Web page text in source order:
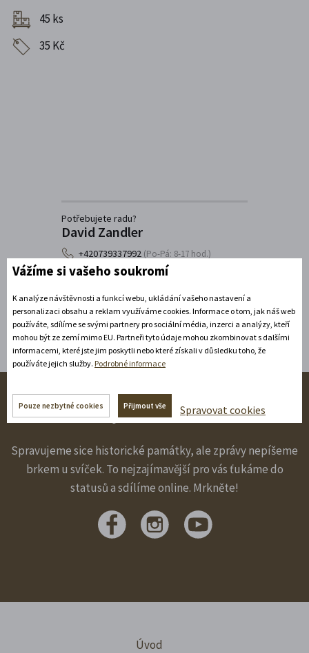
45 ks
35 Kč
Potřebujete radu?
David Zandler
+420739337992 (Po-Pá: 8-17 hod.)
info@zamecke-navrsi.cz
Poslat dotaz
Sledujte nás na sítích!
Spravujeme sice historické památky, ale zprávy nepíšeme
brkem u svíček. To nejzajímavější pro vás ťukáme do
statusů a sdílíme online. Mrkněte!
Úvod
Vážíme si vašeho soukromí
K analýze návštěvnosti a funkcí webu, ukládání vašeho nastavení a
personalizaci obsahu a reklam využíváme cookies. Informace o tom, jak náš web
používáte, sdílíme se svými partnery pro sociální média, inzerci a analýzy, kteří
mohou být ze zemí mimo EU. Partneři tyto údaje mohou zkombinovat s dalšími
informacemi, které jste jim poskytli nebo které získali v důsledku toho, že
používáte jejich služby. Podrobné informace
Pouze nezbytné cookies Přijmout vše Spravovat cookies